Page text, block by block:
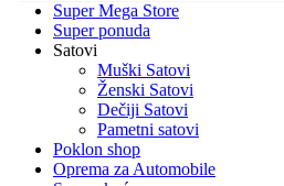
Super Mega Store
Super ponuda
Satovi
Muški Satovi
Ženski Satovi
Dečiji Satovi
Pametni satovi
Poklon shop
Oprema za Automobile